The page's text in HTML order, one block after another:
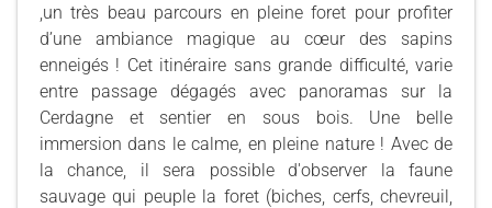
,un très beau parcours en pleine foret pour profiter
d’une ambiance magique au cœur des sapins
enneigés ! Cet itinéraire sans grande difficulté, varie
entre passage dégagés avec panoramas sur la
Cerdagne et sentier en sous bois. Une belle
immersion dans le calme, en pleine nature ! Avec de
la chance, il sera possible d'observer la faune
sauvage qui peuple la foret (biches, cerfs, chevreuil,